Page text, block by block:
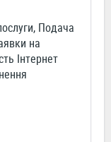
Подача
на
Інтернет